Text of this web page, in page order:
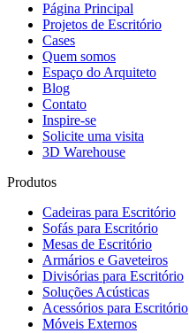
Página Principal
Projetos de Escritório
Cases
Quem somos
Espaço do Arquiteto
Blog
Contato
Inspire-se
Solicite uma visita
3D Warehouse
Produtos
Cadeiras para Escritório
Sofás para Escritório
Mesas de Escritório
Armários e Gaveteiros
Divisórias para Escritório
Soluções Acústicas
Acessórios para Escritório
Móveis Externos